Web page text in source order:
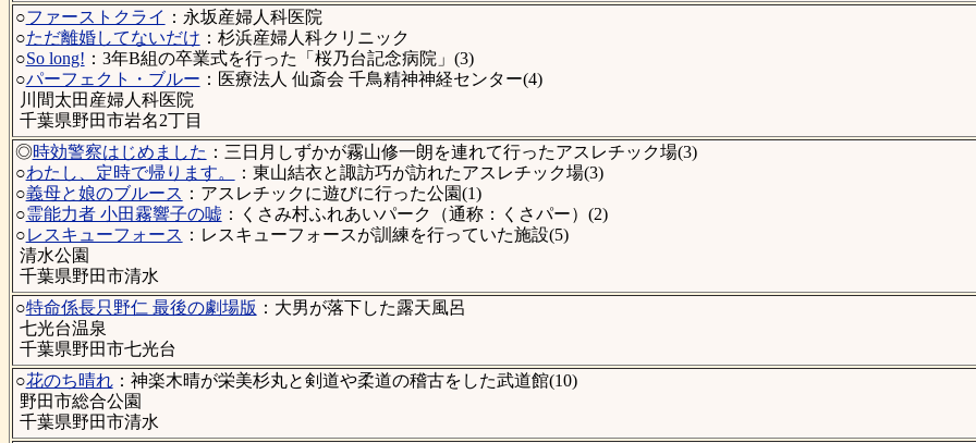
○ファーストクライ ：永坂産婦人科医院
○ただ離婚してないだけ ：杉浜産婦人科クリニック
○So long! ：3年B組の卒業式を行った「桜乃台記念病院」(3)
○パーフェクト・ブルー ：医療法人 仙斎会 千鳥精神神経センター(4)
川間太田産婦人科医院
千葉県野田市岩名2丁目
◎時効警察はじめました ：三日月しずかが霧山修一朗を連れて行ったアスレチック場(3)
○わたし、定時で帰ります。
：東山結衣と諏訪巧が訪れたアスレチック場(3)
○義母と娘のブルース ：アスレチックに遊びに行った公園(1)
○霊能力者 小田霧響子の嘘 ：くさみ村ふれあいパーク（通称：くさパー）(2)
○レスキューフォース ：レスキューフォースが訓練を行っていた施設(5)
清水公園
千葉県野田市清水
○特命係長只野仁 最後の劇場版 ：大男が落下した露天風呂
七光台温泉
千葉県野田市七光台
○花のち晴れ：神楽木晴が栄美杉丸と剣道や柔道の稽古をした武道館(10)
野田市総合公園
千葉県野田市清水